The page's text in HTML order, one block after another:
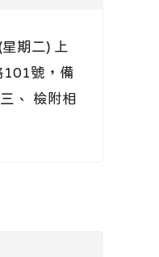
期二) 上
101號，備
、 檢附相